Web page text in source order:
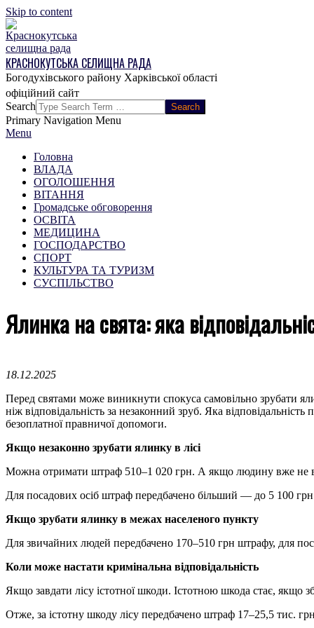
Skip to content
КРАСНОКУТСЬКА СЕЛИЩНА РАДА
Богодухівського району Харківської області
Search
Primary Navigation Menu
Menu
Головна
ВЛАДА
ОГОЛОШЕННЯ
ВІТАННЯ
Громадське обговорення
ОСВІТА
МЕДИЦИНА
ГОСПОДАРСТВО
СПОРТ
КУЛЬТУРА ТА ТУРИЗМ
СУСПІЛЬСТВО
Ялинка на свята: яка
18.12.2025
Перед святами може виникнути спокуса самовільно зрубати
ніж відповідальність за незаконний зруб. Яка
безоплатної правничої допомоги.
Якщо незаконно зрубати ялинку в лісі
Можна отримати штраф 510–1 020 грн. А якщо людину вже не
Для посадових осіб штраф передбачено більший — до 5 100
Якщо зрубати ялинку в межах населеного пункту
Для звичайних людей передбачено 170–510 грн штрафу, для
Коли може настати кримінальна відповідальність
Якщо завдати лісу істотної шкоди. Істотною шкода стає,
Отже, за істотну шкоду лісу передбачено штраф 17–25,5 тис.